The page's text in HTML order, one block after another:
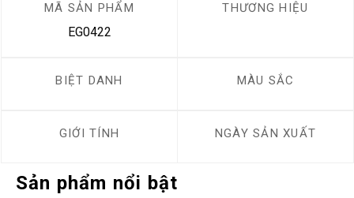
MÃ SẢN PHẨM
EG0422
THƯƠNG HIỆU
BIỆT DANH MÀU SẮC
GIỚI TÍNH NGÀY SẢN XUẤT
Sản phẩm nổi bật